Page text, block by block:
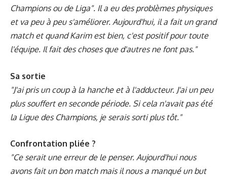
Champions ou de Liga". Il a eu des problèmes physiques
et va peu à peu s'améliorer. Aujourd'hui, il a fait un grand
match et quand Karim est bien, c'est positif pour toute
l'équipe. Il fait des choses que d'autres ne font pas."
Sa sortie
"J'ai pris un coup à la hanche et à l'adducteur. J'ai un peu
plus souffert en seconde période. Si cela n'avait pas été
la Ligue des Champions, je serais sorti plus tôt."
Confrontation pliée ?
"Ce serait une erreur de le penser. Aujourd'hui nous
avons fait un bon match mais il nous a manqué un but